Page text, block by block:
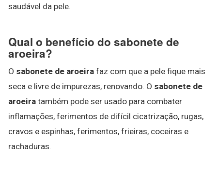
saudável da pele.
Qual o benefício do sabonete de
aroeira?
O sabonete de aroeira faz com que a pele fique mais
seca e livre de impurezas, renovando. O sabonete de
aroeira também pode ser usado para combater
inflamações, ferimentos de difícil cicatrização, rugas,
cravos e espinhas, ferimentos, frieiras, coceiras e
rachaduras.